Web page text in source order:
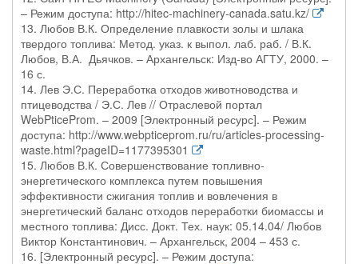
– Режим доступа: http://hitec-machinery-canada.satu.kz/
13. Любов В.К. Определение плавкости золы и шлака
твердого топлива: Метод. указ. к выпол. лаб. раб. / В.К.
Любов, В.А. Дьячков. – Архангельск: Изд-во АГТУ, 2000. –
16 с.
14. Лев Э.С. Переработка отходов животноводства и
птицеводства / Э.С. Лев // Отраслевой портал
WebPticeProm. – 2009 [Электронный ресурс]. – Режим
доступа: http://www.webpticeprom.ru/ru/articles-processing-
waste.html?pageID=1177395301
15. Любов В.К. Совершенствование топливно-
энергетического комплекса путем повышения
эффективности сжигания топлив и вовлечения в
энергетический баланс отходов переработки биомассы и
местного топлива: Дисс. Докт. Тех. наук: 05.14.04/ Любов
Виктор Константинович. – Архангельск, 2004 – 453 с.
16. [Электронный ресурс]. – Режим доступа: